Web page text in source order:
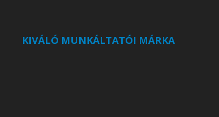
KIVÁLÓ MUNKÁLTATÓI MÁRKA